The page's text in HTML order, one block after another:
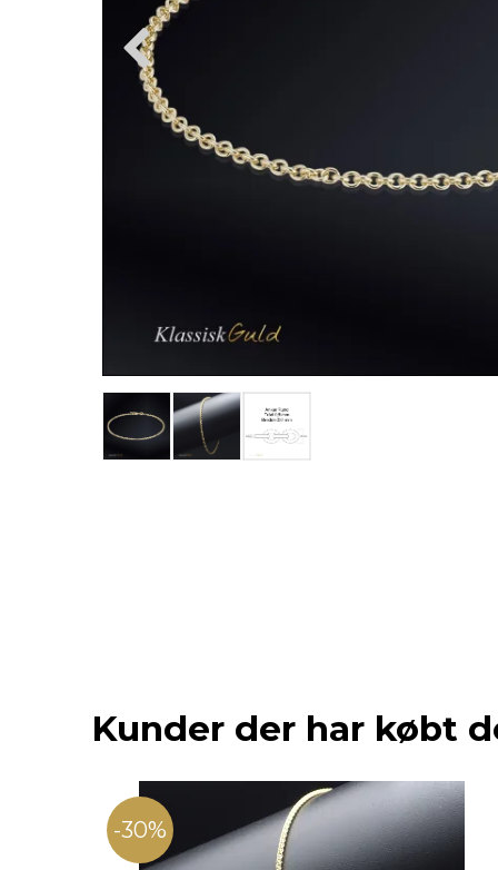
Kunder der har købt
-30%